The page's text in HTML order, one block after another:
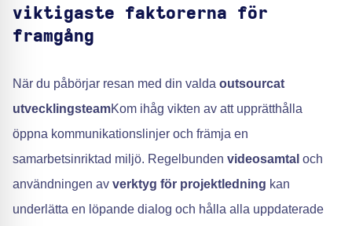
viktigaste faktorerna för
framgång
När du påbörjar resan med din valda outsourcat
utvecklingsteamKom ihåg vikten av att upprätthålla
öppna kommunikationslinjer och främja en
samarbetsinriktad miljö. Regelbunden videosamtal och
användningen av verktyg för projektledning kan
underlätta en löpande dialog och hålla alla uppdaterade